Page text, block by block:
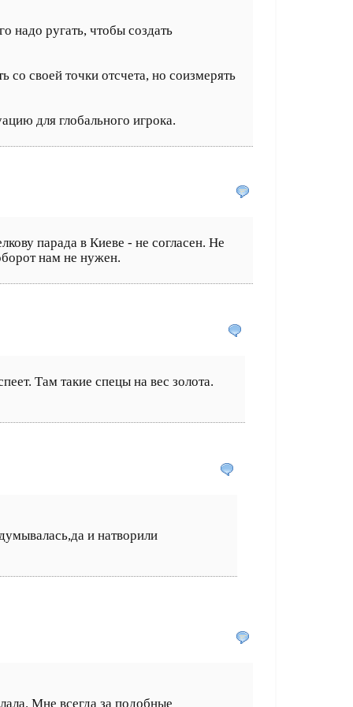
надо ругать, чтобы создать
своей точки отсчета, но соизмерять
для глобального игрока.
парада в Киеве - не согласен. Не
нам не нужен.
Там такие спецы на вес золота.
и натворили
Мне всегда за подобные